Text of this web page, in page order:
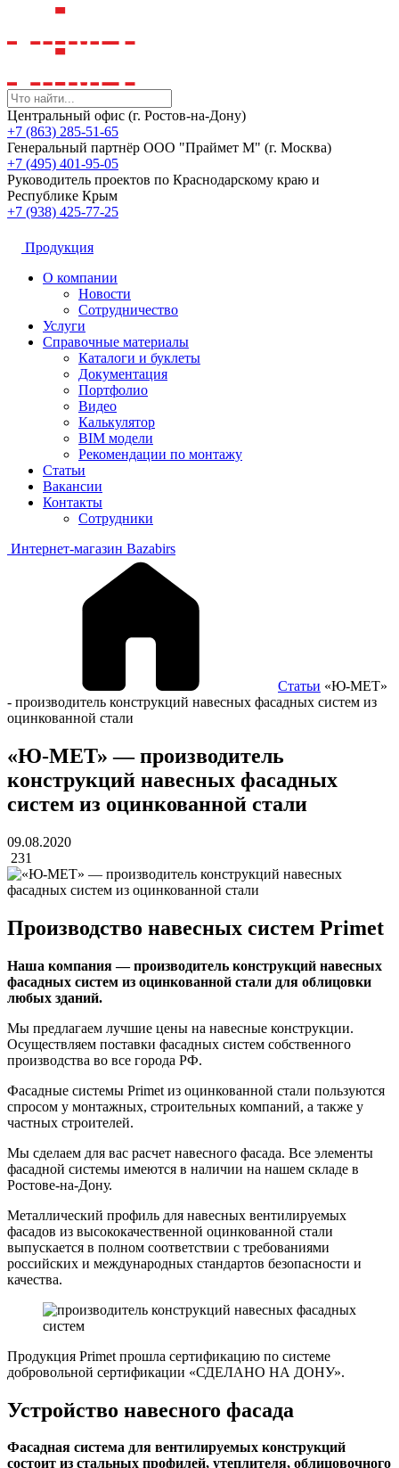
Центральный офис (г. Ростов-на-Дону)
+7 (863) 285-51-65
Генеральный партнёр ООО "Праймет М" (г. Москва)
+7 (495) 401-95-05
Руководитель проектов по Краснодарскому краю и
Республике Крым
+7 (938) 425-77-25
Продукция
О компании
Новости
Сотрудничество
Услуги
Справочные материалы
Каталоги и буклеты
Документация
Портфолио
Видео
Калькулятор
BIM модели
Рекомендации по монтажу
Статьи
Вакансии
Контакты
Сотрудники
Интернет-магазин Bazabirs
Статьи «Ю-МЕТ»
- производитель конструкций навесных фасадных систем из
оцинкованной стали
«Ю-МЕТ» — производитель
конструкций навесных фасадных
систем из оцинкованной стали
09.08.2020
231
Производство навесных систем Primet
Наша компания — производитель конструкций навесных
фасадных систем из оцинкованной стали для облицовки
любых зданий.
Мы предлагаем лучшие цены на навесные конструкции.
Осуществляем поставки фасадных систем собственного
производства во все города РФ.
Фасадные системы Primet из оцинкованной стали пользуются
спросом у монтажных, строительных компаний, а также у
частных строителей.
Мы сделаем для вас расчет навесного фасада. Все элементы
фасадной системы имеются в наличии на нашем складе в
Ростове-на-Дону.
Металлический профиль для навесных вентилируемых
фасадов из высококачественной оцинкованной стали
выпускается в полном соответствии с требованиями
российских и международных стандартов безопасности и
качества.
Продукция Primet прошла сертификацию по системе
добровольной сертификации «СДЕЛАНО НА ДОНУ».
Устройство навесного фасада
Фасадная система для вентилируемых конструкций
состоит из стальных профилей, утеплителя, облицовочного